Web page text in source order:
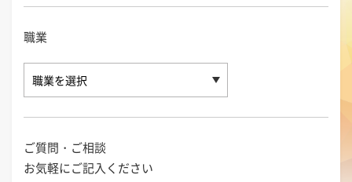
職業
ご質問・ご相談
お気軽にご記入ください